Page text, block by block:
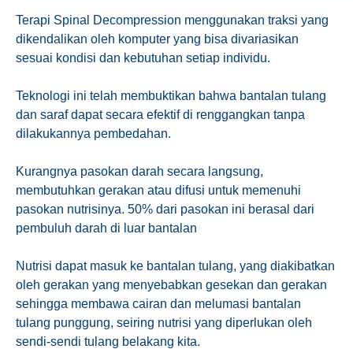
Terapi Spinal Decompression menggunakan traksi yang
dikendalikan oleh komputer yang bisa divariasikan
sesuai kondisi dan kebutuhan setiap individu.
Teknologi ini telah membuktikan bahwa bantalan tulang
dan saraf dapat secara efektif di renggangkan tanpa
dilakukannya pembedahan.
Kurangnya pasokan darah secara langsung,
membutuhkan gerakan atau difusi untuk memenuhi
pasokan nutrisinya. 50% dari pasokan ini berasal dari
pembuluh darah di luar bantalan
Nutrisi dapat masuk ke bantalan tulang, yang diakibatkan
oleh gerakan yang menyebabkan gesekan dan gerakan
sehingga membawa cairan dan melumasi bantalan
tulang punggung, seiring nutrisi yang diperlukan oleh
sendi-sendi tulang belakang kita.